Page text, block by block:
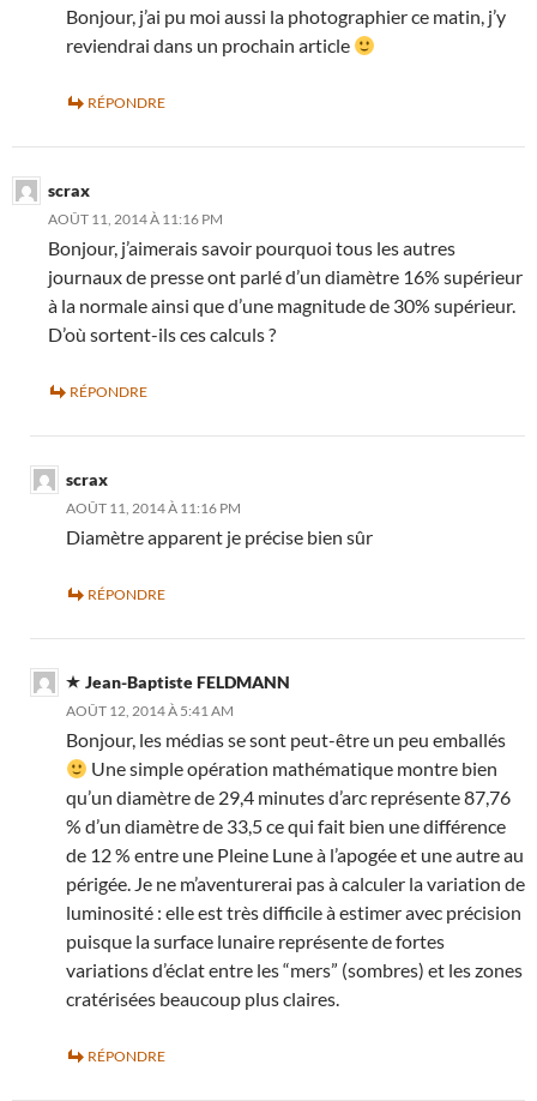
Bonjour, j’ai pu moi aussi la photographier ce matin, j’y
reviendrai dans un prochain article
RÉPONDRE
scrax
AOÛT 11, 2014 À 11:16 PM
Bonjour, j’aimerais savoir pourquoi tous les autres
journaux de presse ont parlé d’un diamètre 16% supérieur
à la normale ainsi que d’une magnitude de 30% supérieur.
D’où sortent-ils ces calculs ?
RÉPONDRE
scrax
AOÛT 11, 2014 À 11:16 PM
Diamètre apparent je précise bien sûr
RÉPONDRE
Jean-Baptiste FELDMANN
AOÛT 12, 2014 À 5:41 AM
Bonjour, les médias se sont peut-être un peu emballés
Une simple opération mathématique montre bien
qu’un diamètre de 29,4 minutes d’arc représente 87,76
% d’un diamètre de 33,5 ce qui fait bien une différence
de 12 % entre une Pleine Lune à l’apogée et une autre au
périgée. Je ne m’aventurerai pas à calculer la variation de
luminosité : elle est très difficile à estimer avec précision
puisque la surface lunaire représente de fortes
variations d’éclat entre les “mers” (sombres) et les zones
cratérisées beaucoup plus claires.
RÉPONDRE